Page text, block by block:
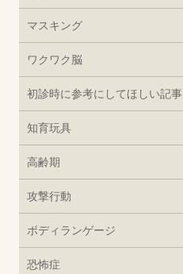
マスキング
ワクワク脳
初診時に参考にしてほしい記事
知育玩具
高齢期
攻撃行動
ボディランゲージ
恐怖症